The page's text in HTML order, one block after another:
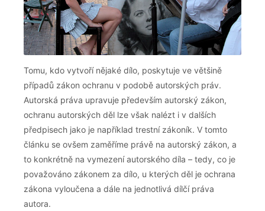
Tomu, kdo vytvoří nějaké dílo, poskytuje ve většině
případů zákon ochranu v podobě autorských práv.
Autorská práva upravuje především autorský zákon,
ochranu autorských děl lze však nalézt i v dalších
předpisech jako je například trestní zákoník. V tomto
článku se ovšem zaměříme právě na autorský zákon, a
to konkrétně na vymezení autorského díla – tedy, co je
považováno zákonem za dílo, u kterých děl je ochrana
zákona vyloučena a dále na jednotlivá dílčí práva
autora.